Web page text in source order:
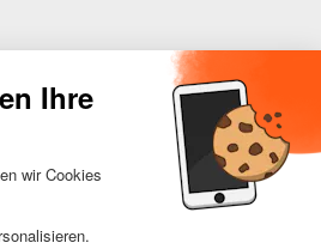
17:00